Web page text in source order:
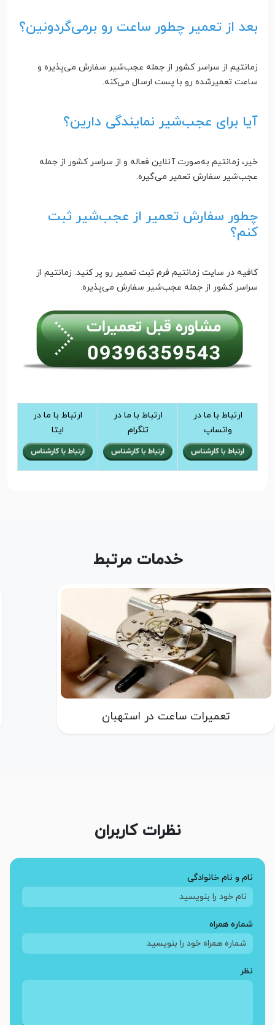
بعد از تعمیر چطور ساعت رو برمی‌گردونین؟
زمانتیم از سراسر کشور از جمله عجب‌شیر سفارش می‌پذیره و
ساعت تعمیرشده رو با پست ارسال می‌کنه.
آیا برای عجب‌شیر نمایندگی دارین؟
خیر، زمانتیم به‌صورت آنلاین فعاله و از سراسر کشور از جمله
عجب‌شیر سفارش تعمیر می‌گیره.
چطور سفارش تعمیر از عجب‌شیر ثبت
کنم؟
کافیه در سایت زمانتیم فرم ثبت تعمیر رو پر کنید. زمانتیم از
سراسر کشور از جمله عجب‌شیر سفارش می‌پذیره.
ارتباط با ما در
واتساپ
ارتباط با ما در
تلگرام
ارتباط با ما در
ایتا
خدمات مرتبط
تعمیرات ساعت در شیبان
نظرات کاربران
نام و نام خانوادگی
شماره همراه
نظر